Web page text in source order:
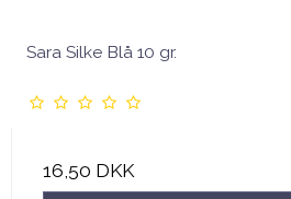
Sara Silke Blå 10 gr.
16,50 DKK